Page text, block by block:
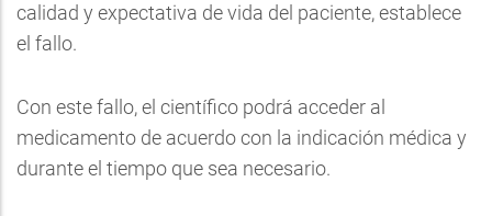
calidad y expectativa de vida del paciente, establece
el fallo.
Con este fallo, el científico podrá acceder al
medicamento de acuerdo con la indicación médica y
durante el tiempo que sea necesario.